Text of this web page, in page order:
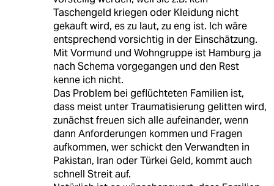
Taschengeld kriegen oder Kleidung nicht
gekauft wird, es zu laut, zu eng ist. Ich wäre
entsprechend vorsichtig in der Einschätzung.
Mit Vormund und Wohngruppe ist Hamburg ja
nach Schema vorgegangen und den Rest
kenne ich nicht.
Das Problem bei geflüchteten Familien ist,
dass meist unter Traumatisierung gelitten wird,
zunächst freuen sich alle aufeinander, wenn
dann Anforderungen kommen und Fragen
aufkommen, wer schickt den Verwandten in
Pakistan, Iran oder Türkei Geld, kommt auch
schnell Streit auf.